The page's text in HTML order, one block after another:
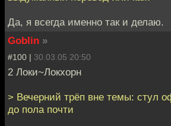
Да, я всегда именно так и делаю.
Goblin »
#100 | 30.03.05 20:50
2 Локи~Локхорн
> Вечерний трёп вне темы: стул
до пола почти